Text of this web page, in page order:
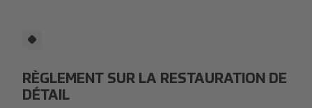
RÈGLEMENT SUR LA RESTAURATION DE
DÉTAIL